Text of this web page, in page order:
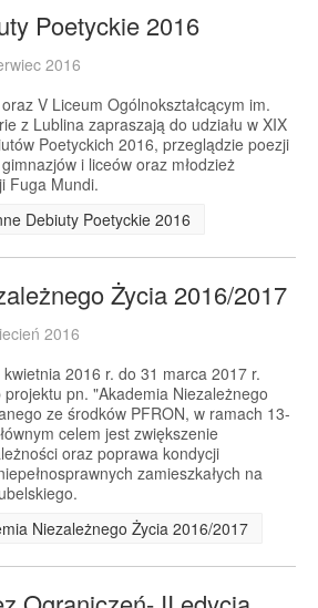
Poetyckie 2016
2016
V Liceum Ogólnokształcącym im.
z Lublina zapraszają do udziału w XIX
Poetyckich 2016, przeglądzie poezji
i liceów oraz młodzież
Fuga Mundi.
Debiuty Poetyckie 2016
Życia 2016/2017
2016
2016 r. do 31 marca 2017 r.
pn. "Akademia Niezależnego
ze środków PFRON, w ramach 13-
celem jest zwiększenie
oraz poprawa kondycji
zamieszkałych na
Niezależnego Życia 2016/2017